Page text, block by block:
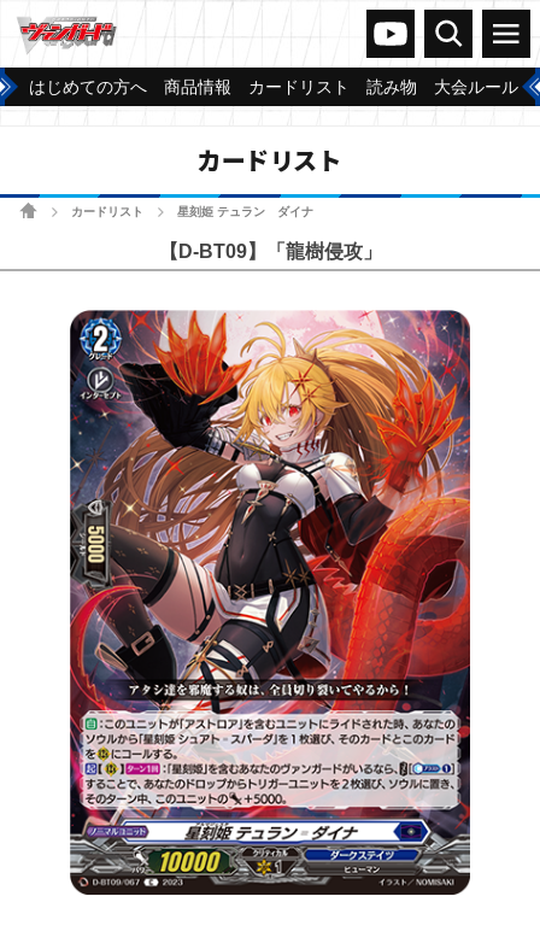
ヴァンガードch
検索 メニュー
はじめての方へ 商品情報 カードリスト 読み物 大会ルール
カードリスト
ホームカードリスト 星刻姫 テュラン゠ダイナ
【D-BT09】「龍樹侵攻」